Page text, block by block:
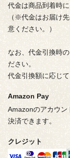
代金は商品到着時
（※代金はお届け
意ください。）
なお、代金引換時
ださい。
代金引換額に応じ
Amazon Pay
Amazonのアカウン
決済できます。
クレジット